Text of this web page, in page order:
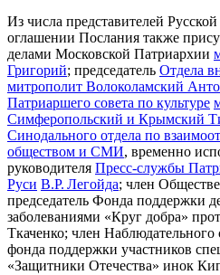
Из числа представителей
оглашении Послания также
делами Московской Патриархии
Григорий; председатель Отдела
митрополит Волоколамский
Патриаршего совета по культуре
Симферопольский и Крымский
Синодального отдела по
обществом и СМИ, временно
руководителя Пресс-службы
Руси В.Р. Легойда; член
председатель Фонда поддержки
заболеваниями «Круг добра»
Ткаченко; член Наблюдательного
фонда поддержки участников
«Защитники Отечества» инок